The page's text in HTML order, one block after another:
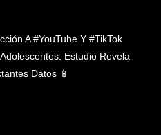
A #YouTube Y #TikTok
Estudio Revela
Datos 📱